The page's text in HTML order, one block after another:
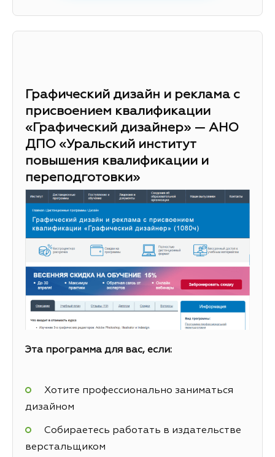
Графический дизайн и реклама с
присвоением квалификации
«Графический дизайнер» — АНО
ДПО «Уральский институт
повышения квалификации и
переподготовки»
Эта программа для вас, если:
Хотите профессионально заниматься
дизайном
Собираетесь работать в издательстве
верстальщиком